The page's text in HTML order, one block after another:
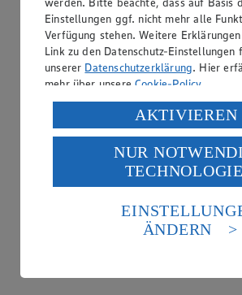
Einstellungen ggf. nicht mehr alle
Verfügung stehen. Weitere
Link zu den Datenschutz-Einstellungen
unserer Datenschutzerklärung. Hier
mehr über unsereCookie-Policy.
Verarbeitung deiner
USA durch Facebook und YouTube:
Wenn du auf „Aktivieren“ klickst,
des Art. 49 Abs. 1 Satz 1 lit. a) DSGVO
Daten in den USA verarbeitet werden.
die USA als Land mit einem nach
Standards nicht angemessenen
Es besteht das Risiko eines Zugriffs
Informationen zum Herausgeber der
AKTIVIEREN
NUR
ÄNDERN